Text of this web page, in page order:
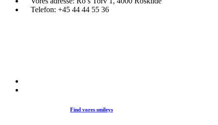
Telefon: +45 44 44 55 36
Find vores smileys